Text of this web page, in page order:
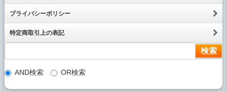
プライバシーポリシー
特定商取引上の表記
AND検索 OR検索